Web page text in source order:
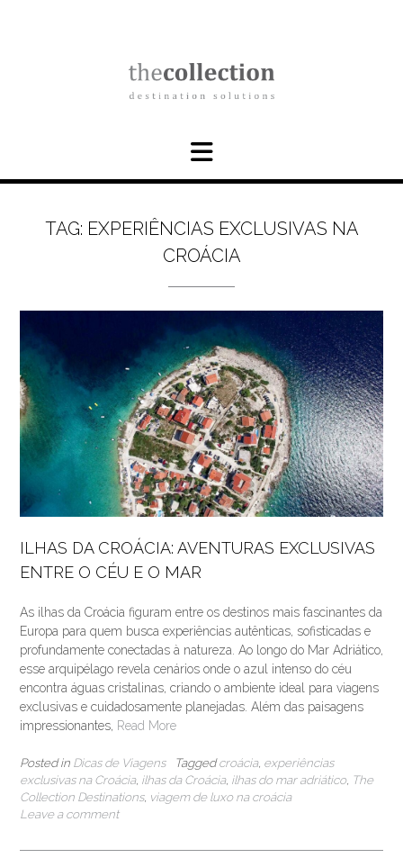
TAG: EXPERIÊNCIAS EXCLUSIVAS NA
CROÁCIA
ILHAS DA CROÁCIA: AVENTURAS EXCLUSIVAS
ENTRE O CÉU E O MAR
As ilhas da Croácia figuram entre os destinos mais fascinantes da
Europa para quem busca experiências autênticas, sofisticadas e
profundamente conectadas à natureza. Ao longo do Mar Adriático,
esse arquipélago revela cenários onde o azul intenso do céu
encontra águas cristalinas, criando o ambiente ideal para viagens
exclusivas e cuidadosamente planejadas. Além das paisagens
impressionantes, Read More
Posted in Dicas de Viagens Taggedcroácia, experiências
exclusivas na Croácia, ilhas da Croácia, ilhas do mar adriático, The
Collection Destinations, viagem de luxo na croácia
Leave a comment